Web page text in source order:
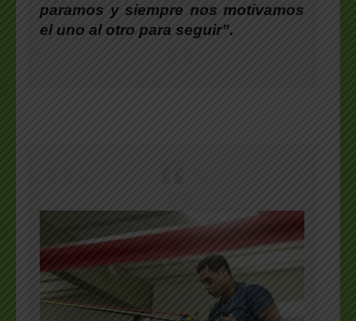
paramos y siempre nos motivamos
el uno al otro para seguir”.